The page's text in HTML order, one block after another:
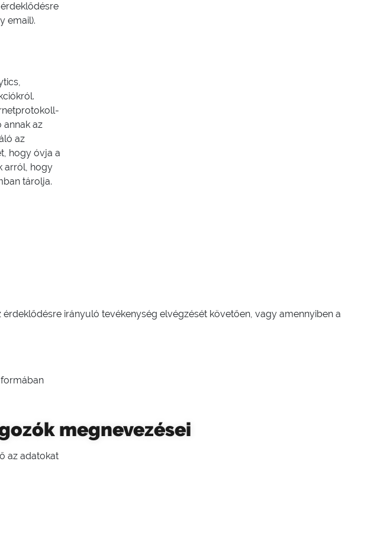
email).
annak az
az
hogy óvja a
arról, hogy
tárolja.
irányuló tevékenység elvégzését követően, vagy amennyiben a
megnevezései
az adatokat